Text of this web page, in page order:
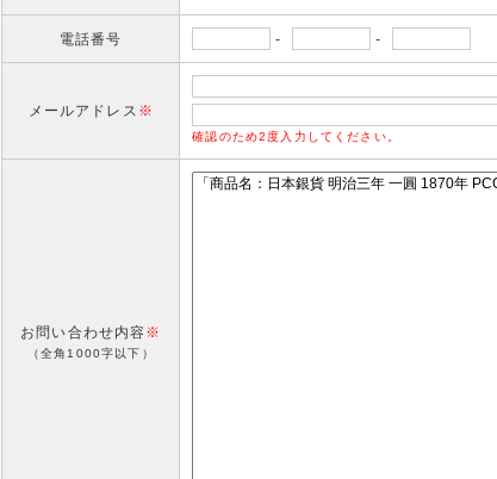
電話番号 - -
メールアドレス ※
確認のため2度入力してください。
お問い合わせ内容※
（全角1000字以下）